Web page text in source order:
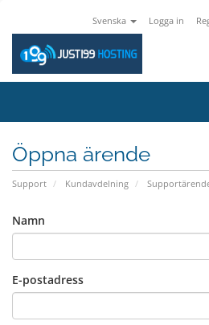
Svenska Logga in
Öppna ärende
Support Kundavdelning
Namn
E-postadress